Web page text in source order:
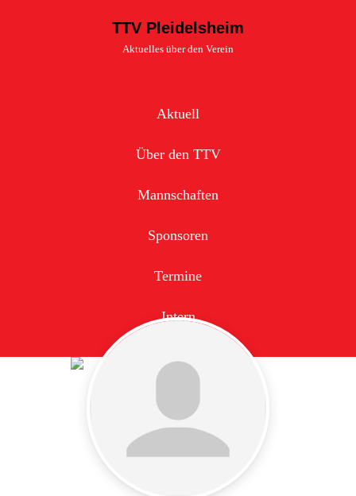
TTV Pleidelsheim
Aktuelles über den Verein
Aktuell
Über den TTV
Mannschaften
Sponsoren
Termine
Intern